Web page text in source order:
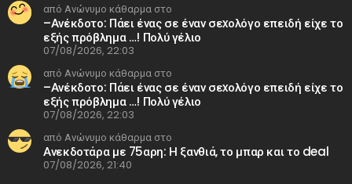
από Ανώνυμο κάθαρμα στο
–Ανέκδοτο: Πάει ένας σε έναν σεxολόγο επειδή είχε το
εξής πρόβλημα …! Πολύ γέλιο
07/08/2026, 22:03
από Ανώνυμο κάθαρμα στο
–Ανέκδοτο: Πάει ένας σε έναν σεxολόγο επειδή είχε το
εξής πρόβλημα …! Πολύ γέλιο
07/08/2026, 22:03
από Ανώνυμο κάθαρμα στο
Ανεκδοτάρα με 75αρη: Η ξανθιά, το μπαρ και το deal
07/08/2026, 21:40